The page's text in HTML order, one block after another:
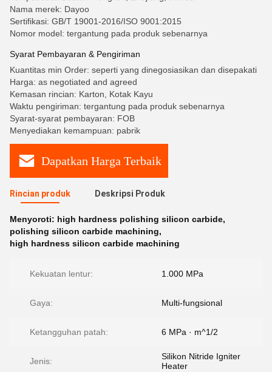
Nama merek: Dayoo
Sertifikasi: GB/T 19001-2016/ISO 9001:2015
Nomor model: tergantung pada produk sebenarnya
Syarat Pembayaran & Pengiriman
Kuantitas min Order: seperti yang dinegosiasikan dan disepakati
Harga: as negotiated and agreed
Kemasan rincian: Karton, Kotak Kayu
Waktu pengiriman: tergantung pada produk sebenarnya
Syarat-syarat pembayaran: FOB
Menyediakan kemampuan: pabrik
Dapatkan Harga Terbaik
Rincian produk Deskripsi Produk
Menyoroti: high hardness polishing silicon carbide,
polishing silicon carbide machining,
high hardness silicon carbide machining
Kekuatan lentur: 1.000 MPa
Gaya: Multi-fungsional
Ketangguhan patah: 6 MPa · m^1/2
Jenis:
Silikon Nitride Igniter
Heater